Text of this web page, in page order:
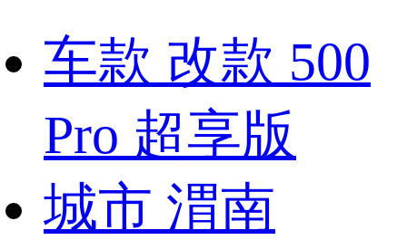
车款 改款 500
Pro 超享版
城市 渭南